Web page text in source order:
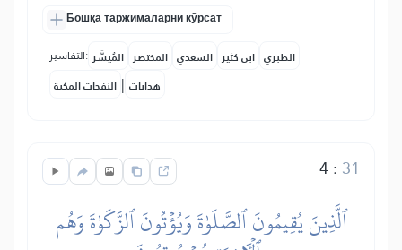
Бошқа таржималарни кўрсат
التفاسير: المُيسَّر المختصر السعدي ابن كثير الطبري
النفحات المكية | هدايات
4: 31
ٱلَّذِينَ يُقِيمُونَ ٱلصَّلَوٰةَ وَيُؤۡتُونَ ٱلزَّكَوٰةَ وَهُم